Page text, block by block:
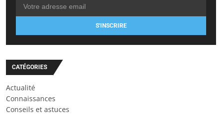
S'INSCRIRE
CATÉGORIES
Actualité
Connaissances
Conseils et astuces